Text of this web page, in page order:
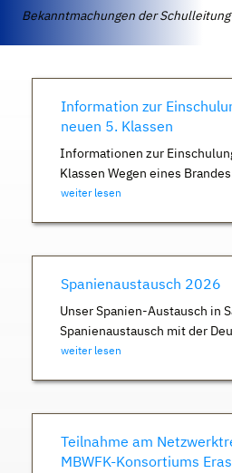
Bekanntmachungen der
Information zur
neuen 5. Klassen
Informationen zur
Klassen Wegen eines
weiter lesen
Spanienaustausch 2026
Unser Spanien-Austausch in
Spanienaustausch mit der
weiter lesen
Teilnahme am
MBWFK-Konsortiums